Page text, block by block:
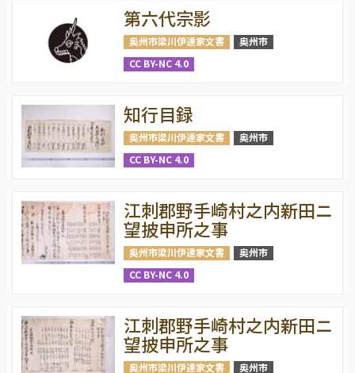
第六代宗影
奥州市梁川伊達家文書
奥州市
CC BY-NC 4.0
知行目録
奥州市梁川伊達家文書
奥州市
CC BY-NC 4.0
江刺郡野手崎村之内新田ニ
望披申所之事
奥州市梁川伊達家文書
奥州市
CC BY-NC 4.0
江刺郡野手崎村之内新田ニ
望披申所之事
奥州市梁川伊達家文書 奥州市